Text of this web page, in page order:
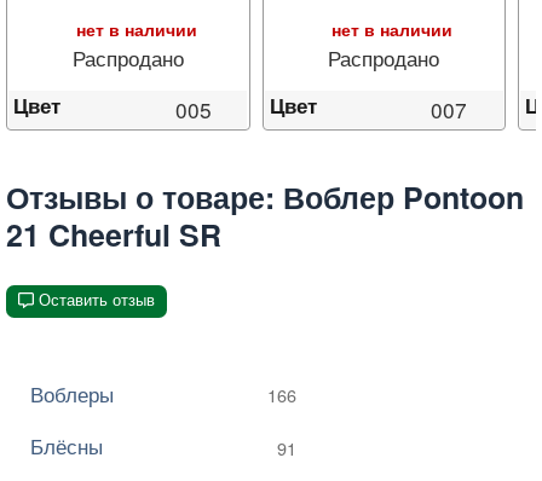
нет в наличии
Распродано
Цвет 005
нет в наличии
Распродано
Цвет 007
Отзывы о товаре: Воблер Pontoon
21 Cheerful SR
Оставить отзыв
Воблеры 166
Блёсны 91